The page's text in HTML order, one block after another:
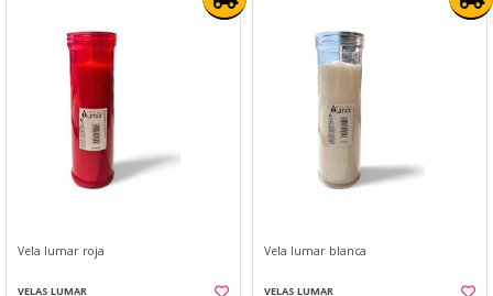
Vela lumar roja
VELAS LUMAR
Vela lumar blanca
VELAS LUMAR